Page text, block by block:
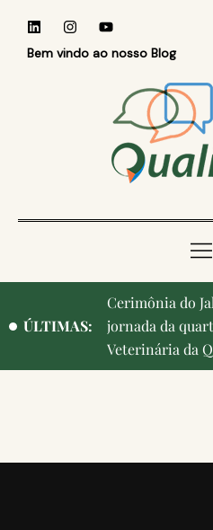
Bem vindo ao nosso Blog
ÚLTIMAS:
Cerimônia do
jornada da
Veterinária da
Qualittas,
Campinas,
ganham